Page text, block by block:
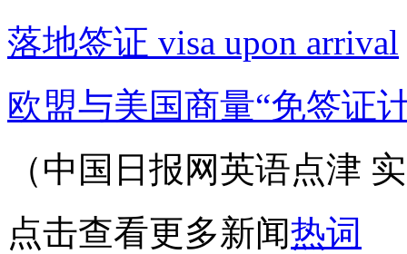
落地签证 visa upon arrival
欧盟与美国商量“免签证
（中国日报网英语点津
点击查看更多新闻热词